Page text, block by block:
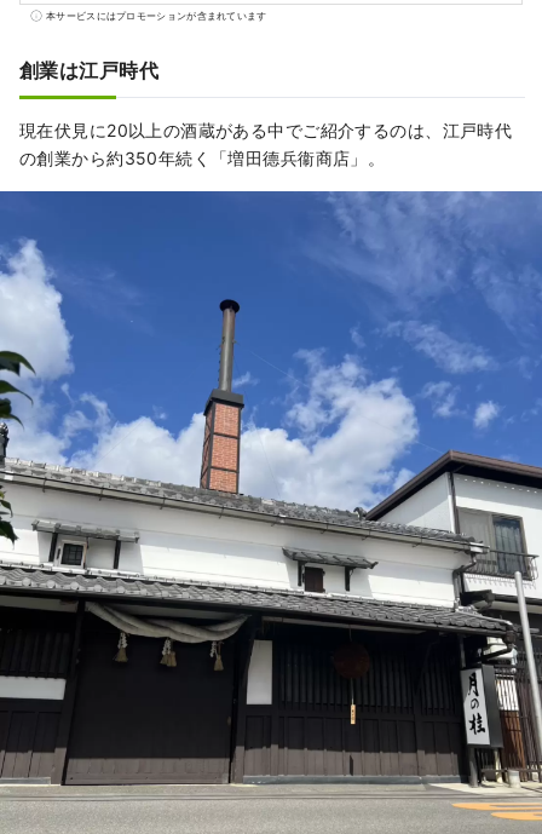
会いなど最高の思い出を作っていただくため
別な1日コースまでリクエストにお応えし、京
都での忘れられない日々になるようお手伝い
をいたします。 ガイドツアーだけでなく、ユ
ニークベニューを活用したイベントから四季
企画まで、スペシャルな体験をご提供いたし
本サービスにはプロモーションが含まれています
創業は江戸時代
現在伏見に20以上の酒蔵がある中でご紹介するのは、江戸時代
の創業から約350年続く「増田德兵衞商店」。